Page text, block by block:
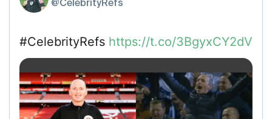
@CelebrityRefs
#CelebrityRefs https://t.co/3BgyxCY2dV